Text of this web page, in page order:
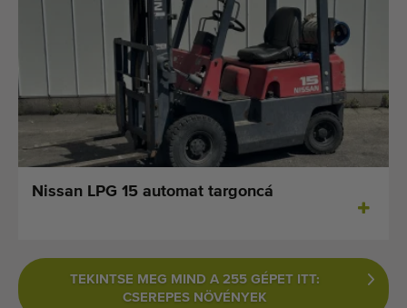
Nissan LPG 15 automat targoncá
TEKINTSE MEG MIND A 255 GÉPET ITT:
CSEREPES NÖVÉNYEK